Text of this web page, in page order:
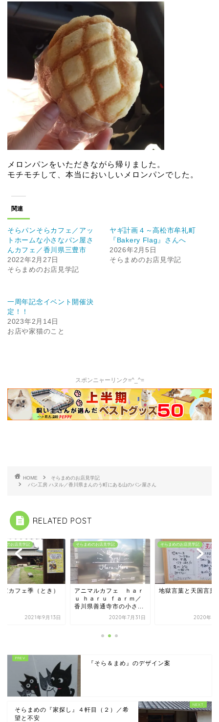
メロンパンをいただきながら帰りました。
モチモチして、本当においしいメロンパンでした。
関連
そらパンそらカフェ／アッ
トホームな小さなパン屋さ
んカフェ／香川県三豊市
2022年2月27日
そらまめのお店見学記
ヤギ計画４～高松市牟礼町
『Bakery Flag』さんへ
2026年2月5日
そらまめのお店見学記
一周年記念イベント開催決
定！！
2023年2月14日
お店や家猫のこと
スポンニャーリンク=^_^=
HOME
そらまめのお店見学記
パン工房 ハヌル／香川県まんのう町にある山のパン屋さん
RELATED POST
めのお店見学記
マルカフェ ｈａｒ
2020年7月31日
そらまめのお店見学記
地獄言葉と天国言葉
2020年3月10日
そらまめのお店見学記
古民家カフェ季（と
2021年9
『そら＆まめ』のデザイン案
そらまめの『家探し』４軒目（２）／希
望と不安